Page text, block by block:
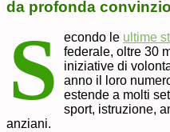
da profonda
S econdo le ultime
federale, oltre 30
iniziative di
anno il loro
estende a molti
sport, istruzione,
anziani.